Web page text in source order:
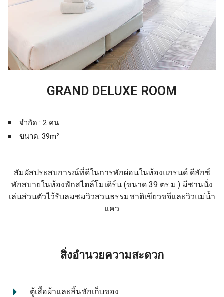
GRAND DELUXE ROOM
จำกัด : 2 คน
ขนาด: 39m²
สัมผัสประสบการณ์ที่ดีในการพักผ่อนในห้องแกรนด์ ดีลักซ์
พักสบายในห้องพักสไตล์โมเดิร์น(ขนาด39 ตร.ม.) มีชานนั่ง
เล่นส่วนตัวไว้รับลมชมวิวสวนธรรมชาติเขียวขจีและวิวแม่น้ำ
แคว
สิ่งอำนวยความสะดวก
ตู้เสื้อผ้าและลิ้นชักเก็บของ